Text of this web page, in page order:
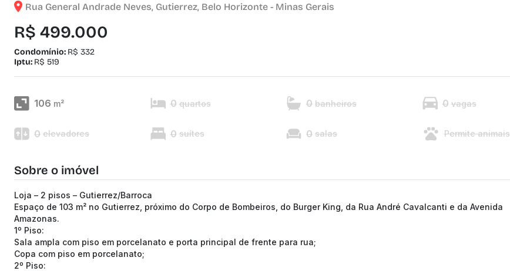
Rua General Andrade Neves, Gutierrez, Belo Horizonte - Minas Gerais
R$ 499.000
Condomínio: R$ 332
Iptu: R$ 519
106 m² 0 quartos 0 banheiros 0 vagas
0 elevadores 0 suítes 0 salas Permite animais
Sobre o imóvel
Loja – 2 pisos – Gutierrez/Barroca
Espaço de 103 m² no Gutierrez, próximo do Corpo de Bombeiros, do Burger King, da Rua André Cavalcanti e da Avenida
Amazonas.
1º Piso:
Sala ampla com piso em porcelanato e porta principal de frente para rua;
Copa com piso em porcelanato;
2º Piso: